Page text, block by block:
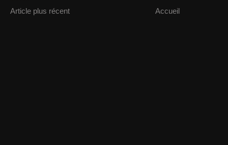
Article plus récent Accueil